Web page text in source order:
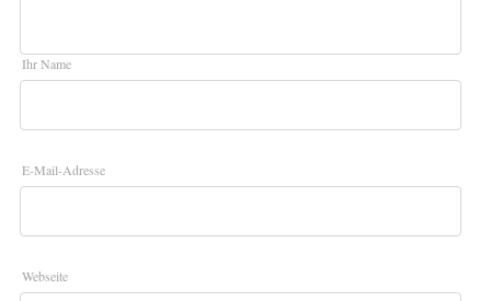
Ihr Name
E-Mail-Adresse
Webseite